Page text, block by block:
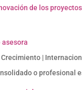
de los
asesora
|
o profesional